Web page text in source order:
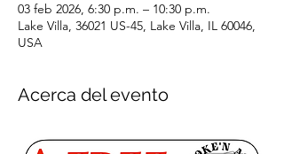
03 feb 2026, 6:30 p.m. – 10:30 p.m.
Lake Villa, 36021 US-45, Lake Villa, IL 60046,
USA
Acerca del evento